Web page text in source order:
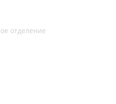
отделение